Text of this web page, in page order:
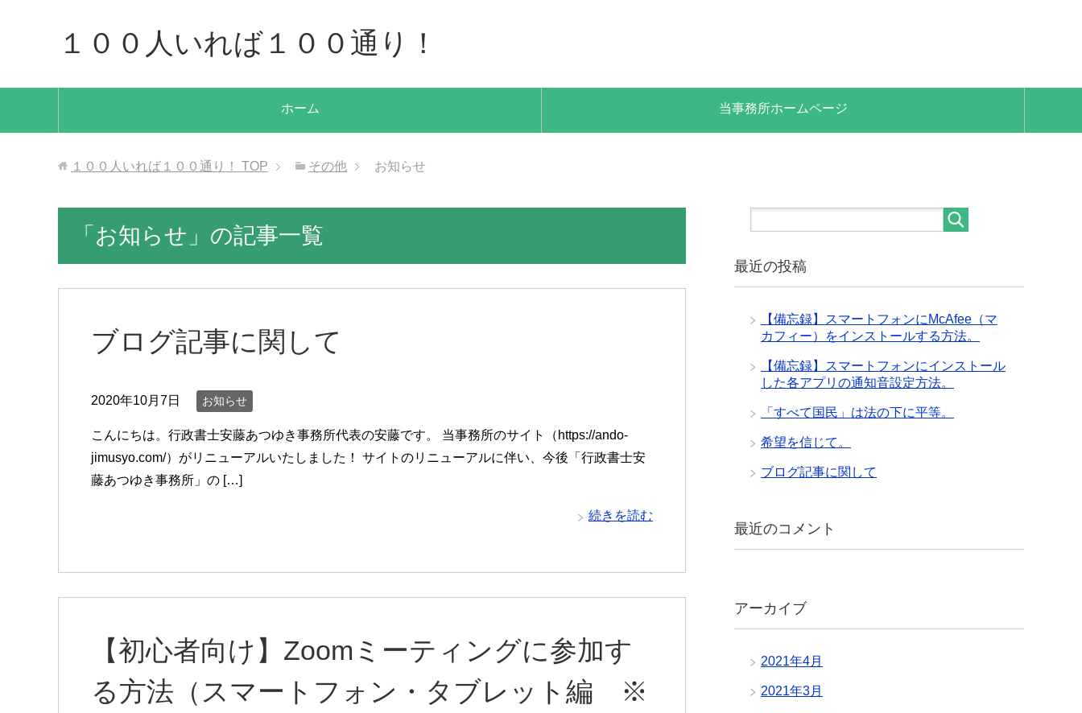
１００人いれば１００通り！
ホーム 当事務所ホームページ
１００人いれば１００通り！ TOP その他 お知らせ
「お知らせ」の記事一覧
ブログ記事に関して
2020年10月7日 お知らせ
こんにちは。行政書士安藤あつゆき事務所代表の安藤です。 当事務所のサイト（https://ando-
jimusyo.com/）がリニューアルいたしました！ サイトのリニューアルに伴い、今後「行政書士安
藤あつゆき事務所」の […]
続きを読む
【初心者向け】Zoomミーティングに参加す
る方法（スマートフォン・タブレット編 ※
最近の投稿
【備忘録】スマートフォンにMcAfee（マ
カフィー）をインストールする方法。
【備忘録】スマートフォンにインストール
した各アプリの通知音設定方法。
「すべて国民」は法の下に平等。
希望を信じて。
ブログ記事に関して
最近のコメント
アーカイブ
2021年4月
2021年3月